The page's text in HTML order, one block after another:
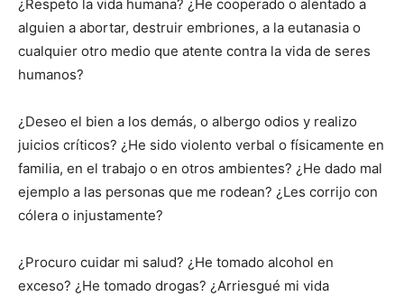
¿Respeto la vida humana? ¿He cooperado o alentado a
alguien a abortar, destruir embriones, a la eutanasia o
cualquier otro medio que atente contra la vida de seres
humanos?
¿Deseo el bien a los demás, o albergo odios y realizo
juicios críticos? ¿He sido violento verbal o físicamente en
familia, en el trabajo o en otros ambientes? ¿He dado mal
ejemplo a las personas que me rodean? ¿Les corrijo con
cólera o injustamente?
¿Procuro cuidar mi salud? ¿He tomado alcohol en
exceso? ¿He tomado drogas? ¿Arriesgué mi vida